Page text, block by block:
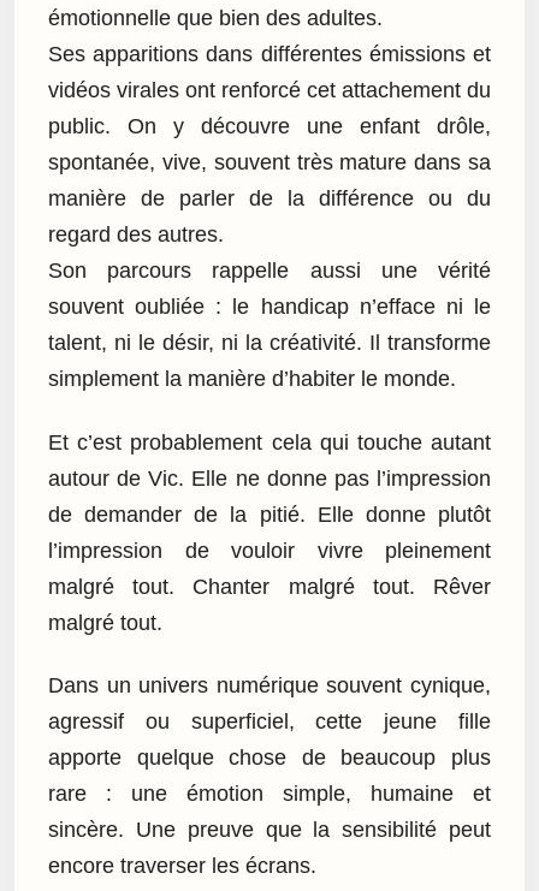
émotionnelle que bien des adultes.
Ses apparitions dans différentes émissions et
vidéos virales ont renforcé cet attachement du
public. On y découvre une enfant drôle,
spontanée, vive, souvent très mature dans sa
manière de parler de la différence ou du
regard des autres.
Son parcours rappelle aussi une vérité
souvent oubliée : le handicap n’efface ni le
talent, ni le désir, ni la créativité. Il transforme
simplement la manière d’habiter le monde.
Et c’est probablement cela qui touche autant
autour de Vic. Elle ne donne pas l’impression
de demander de la pitié. Elle donne plutôt
l’impression de vouloir vivre pleinement
malgré tout. Chanter malgré tout. Rêver
malgré tout.
Dans un univers numérique souvent cynique,
agressif ou superficiel, cette jeune fille
apporte quelque chose de beaucoup plus
rare : une émotion simple, humaine et
sincère. Une preuve que la sensibilité peut
encore traverser les écrans.